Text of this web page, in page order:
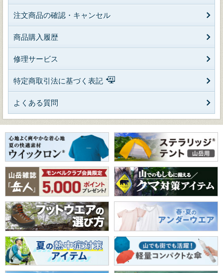
注文商品の確認・キャンセル
商品購入履歴
修理サービス
特定商取引法に基づく表記
よくある質問